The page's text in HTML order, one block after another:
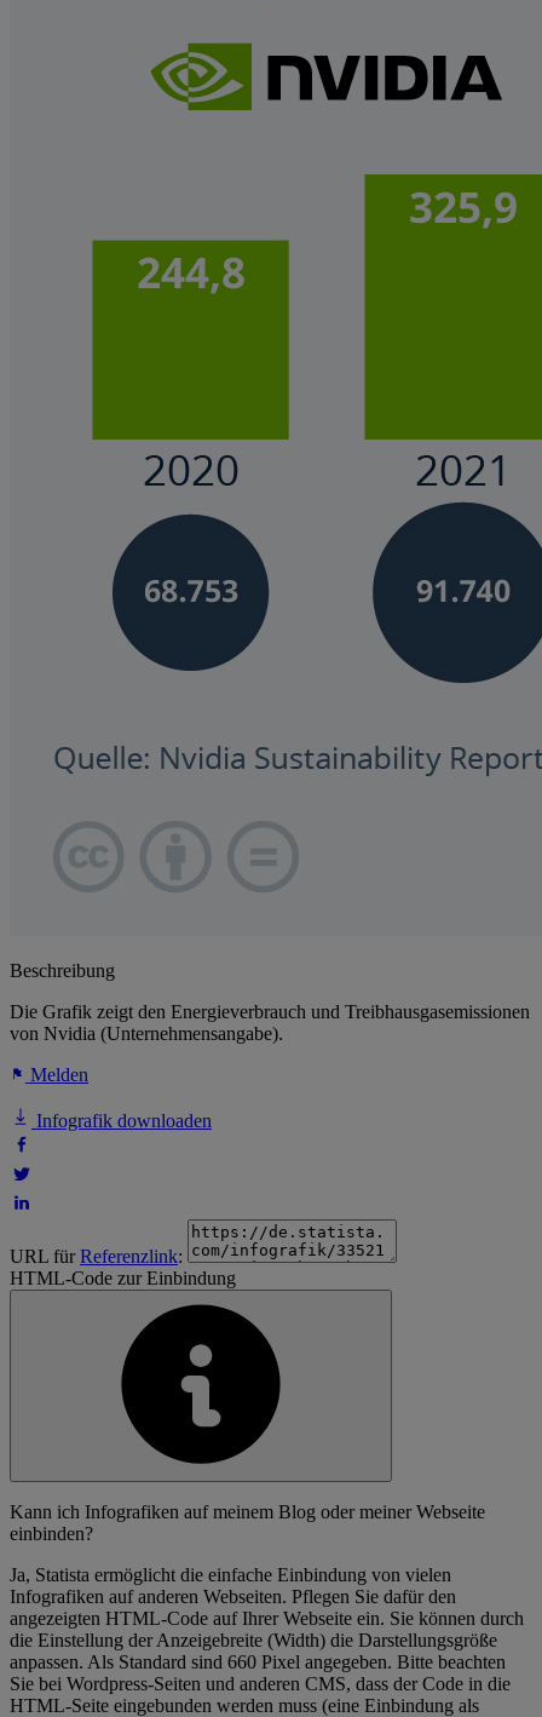
Beschreibung
Die Grafik zeigt den Energieverbrauch und Treibhausgasemissionen
von Nvidia (Unternehmensangabe).
Melden
Infografik downloaden
URL fürReferenzlink:
HTML-Code zur Einbindung
Kann ich Infografiken auf meinem Blog oder meiner Webseite
einbinden?
Ja, Statista ermöglicht die einfache Einbindung von vielen
Infografiken auf anderen Webseiten. Pflegen Sie dafür den
angezeigten HTML-Code auf Ihrer Webseite ein. Sie können durch
die Einstellung der Anzeigebreite (Width) die Darstellungsgröße
anpassen. Als Standard sind 660 Pixel angegeben. Bitte beachten
Sie bei Wordpress-Seiten und anderen CMS, dass der Code in die
HTML-Seite eingebunden werden muss (eine Einbindung als